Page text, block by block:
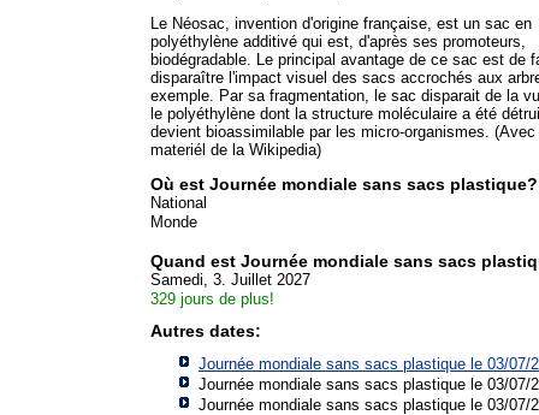
Le Néosac, invention d'origine française, est un sac en
polyéthylène additivé qui est, d'après ses promoteurs,
biodégradable. Le principal avantage de ce sac est de
disparaître l'impact visuel des sacs accrochés aux
exemple. Par sa fragmentation, le sac disparait de la
le polyéthylène dont la structure moléculaire a été
devient bioassimilable par les micro-organismes. (Avec
materiél de la Wikipedia)
Où est Journée mondiale sans sacs plastique?
National
Monde
Quand est Journée mondiale sans sacs
Samedi, 3. Juillet 2027
329 jours de plus!
Autres dates:
Journée mondiale sans sacs plastique le 03/07/
Journée mondiale sans sacs plastique le 03/07/
Journée mondiale sans sacs plastique le 03/07/